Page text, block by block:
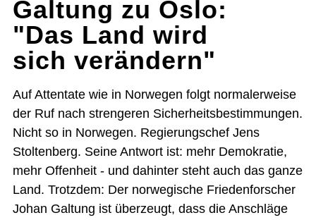
Galtung zu Oslo:
"Das Land wird
sich verändern"
Auf Attentate wie in Norwegen folgt normalerweise
der Ruf nach strengeren Sicherheitsbestimmungen.
Nicht so in Norwegen. Regierungschef Jens
Stoltenberg. Seine Antwort ist: mehr Demokratie,
mehr Offenheit - und dahinter steht auch das ganze
Land. Trotzdem: Der norwegische Friedenforscher
Johan Galtung ist überzeugt, dass die Anschläge